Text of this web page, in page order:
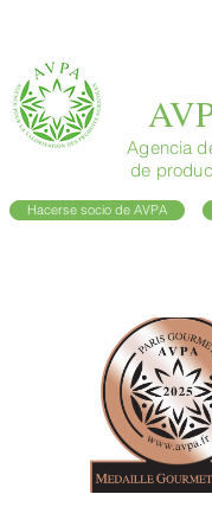
Agencia
de
Hacerse socio de AVPA